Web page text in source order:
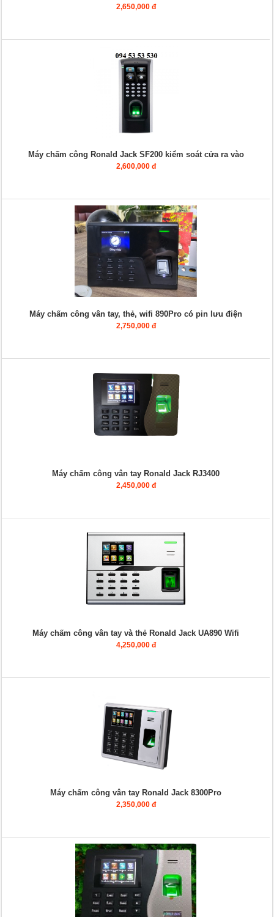
2,650,000 đ
Máy chấm công Ronald Jack SF200 kiểm soát cửa ra vào
2,600,000 đ
Máy chấm công vân tay, thẻ, wifi 890Pro có pin lưu điện
2,750,000 đ
Máy chấm công vân tay Ronald Jack RJ3400
2,450,000 đ
Máy chấm công vân tay và thẻ Ronald Jack UA890 Wifi
4,250,000 đ
Máy chấm công vân tay Ronald Jack 8300Pro
2,350,000 đ